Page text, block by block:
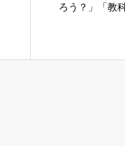
ろう？」「教